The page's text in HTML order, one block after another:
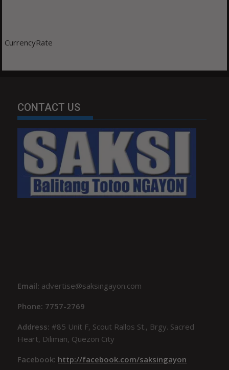
CurrencyRate
CONTACT US
Email: advertise@saksingayon.com
Phone: 7757-2769
Address:#85 Unit F, Scout Rallos St., Brgy. Sacred
Heart, Diliman, Quezon City
Facebook: http://facebook.com/saksingayon